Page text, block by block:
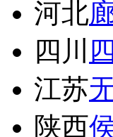
河北
四川
江苏
陕西